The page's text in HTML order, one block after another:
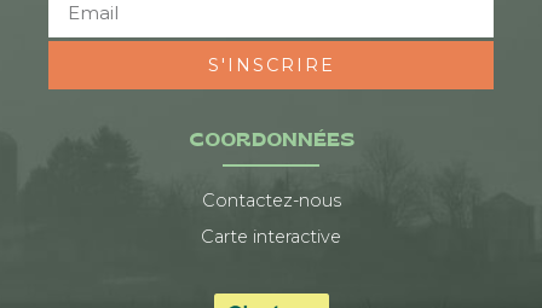
COORDONNÉES
Contactez-nous
Carte interactive
S'INSCRIRE